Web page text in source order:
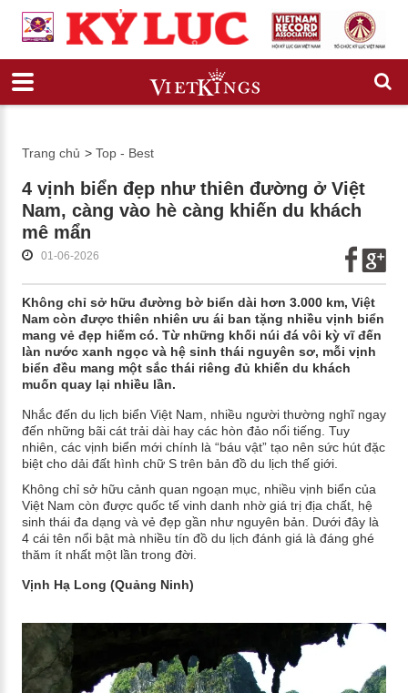
Trang chủ > Top - Best
4 vịnh biển đẹp như thiên đường ở Việt
Nam, càng vào hè càng khiến du khách
mê mẩn
01-06-2026
Không chỉ sở hữu đường bờ biển dài hơn 3.000 km, Việt
Nam còn được thiên nhiên ưu ái ban tặng nhiều vịnh biển
mang vẻ đẹp hiếm có. Từ những khối núi đá vôi kỳ vĩ đến
làn nước xanh ngọc và hệ sinh thái nguyên sơ, mỗi vịnh
biển đều mang một sắc thái riêng đủ khiến du khách
muốn quay lại nhiều lần.
Nhắc đến du lịch biển Việt Nam, nhiều người thường nghĩ ngay
đến những bãi cát trải dài hay các hòn đảo nổi tiếng. Tuy
nhiên, các vịnh biển mới chính là “báu vật” tạo nên sức hút đặc
biệt cho dải đất hình chữ S trên bản đồ du lịch thế giới.
Không chỉ sở hữu cảnh quan ngoạn mục, nhiều vịnh biển của
Việt Nam còn được quốc tế vinh danh nhờ giá trị địa chất, hệ
sinh thái đa dạng và vẻ đẹp gần như nguyên bản. Dưới đây là
4 cái tên nổi bật mà nhiều tín đồ du lịch đánh giá là đáng ghé
thăm ít nhất một lần trong đời.
Vịnh Hạ Long (Quảng Ninh)